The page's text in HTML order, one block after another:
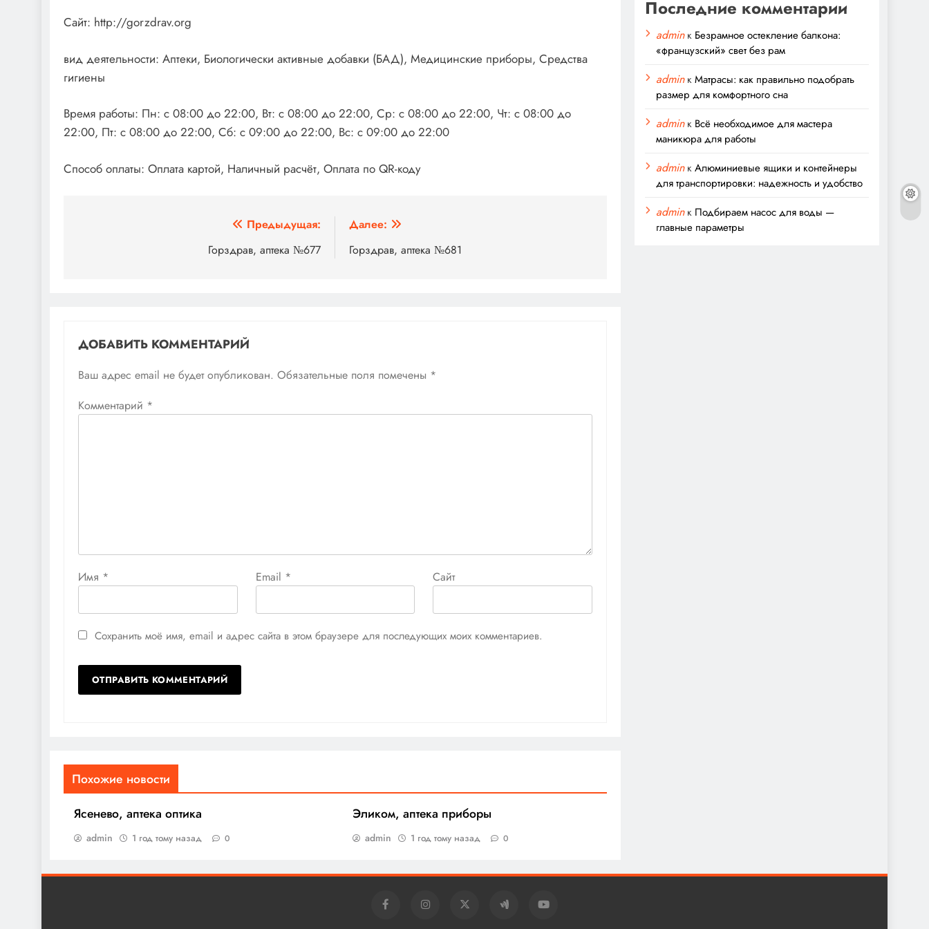
Сайт: http://gorzdrav.org
вид деятельности: Аптеки, Биологически активные добавки (БАД), Медицинские приборы, Средства
гигиены
Время работы: Пн: с 08:00 до 22:00, Вт: с 08:00 до 22:00, Ср: с 08:00 до 22:00, Чт: с 08:00 до
22:00, Пт: с 08:00 до 22:00, Сб: с 09:00 до 22:00, Вс: с 09:00 до 22:00
Способ оплаты: Оплата картой, Наличный расчёт, Оплата по QR-коду
Предыдущая:
Горздрав, аптека №677
Далее:
Горздрав, аптека №681
ДОБАВИТЬ КОММЕНТАРИЙ
Ваш адрес email не будет опубликован. Обязательные поля помечены *
Комментарий *
Имя * Email * Сайт
Сохранить моё имя, email и адрес сайта в этом браузере для последующих моих комментариев.
Похожие новости
Ясенево, аптека оптика
admin 1 год тому назад 0
Эликом, аптека приборы
admin 1 год тому назад 0
Последние комментарии
adminк Безрамное остекление балкона:
«французский» свет без рам
adminкМатрасы: как правильно подобрать
размер для комфортного сна
adminк Всё необходимое для мастера
маникюра для работы
adminкАлюминиевые ящики и контейнеры
для транспортировки: надежность и удобство
adminк Подбираем насос для воды —
главные параметры